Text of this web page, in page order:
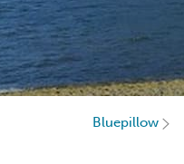
Bluepillow